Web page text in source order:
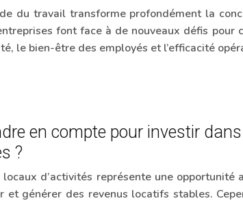
du travail transforme profondément la
font face à de nouveaux défis pour
le bien-être des employés et l’efficacité
en compte pour investir
?
locaux d’activités représente une
et générer des revenus locatifs stables.